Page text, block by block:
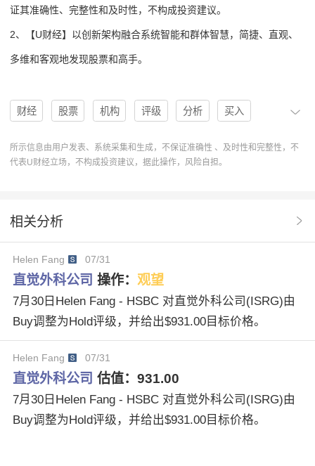
证其准确性、完整性和及时性，不构成投资建议。
2、【U财经】以创新架构融合系统智能和群体智慧，简捷、直观、
多维和客观地发现股票和高手。
财经 股票 机构 评级 分析 买入
买入评级 U股票 协作 操作 分析系统
Outperform评级
协作分析 Matt Miksic
所示信息由用户发表、系统采集和生成，不保证准确性 、及时性和完整性，不
代表U财经立场，不构成投资建议，据此操作，风险自担。
相关分析
Helen Fang 07/31
直觉外科公司 操作： 观望
7月30日Helen Fang - HSBC 对直觉外科公司(ISRG)由
Buy调整为Hold评级，并给出$931.00目标价格。
Helen Fang 07/31
直觉外科公司 估值： 931.00
7月30日Helen Fang - HSBC 对直觉外科公司(ISRG)由
Buy调整为Hold评级，并给出$931.00目标价格。